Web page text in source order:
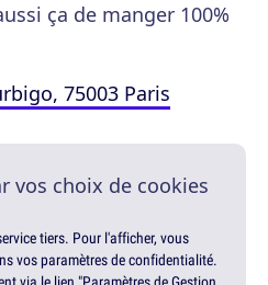
ça de manger 100%
75003 Paris
vos choix de cookies
tiers. Pour l'afficher, vous
vos paramètres de confidentialité.